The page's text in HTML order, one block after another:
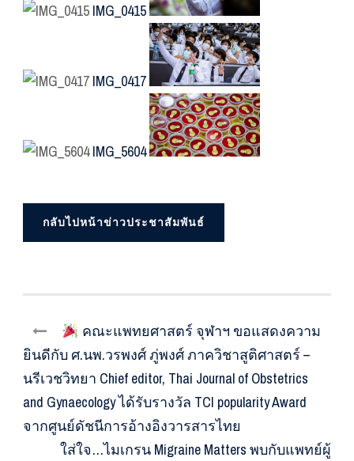
IMG_0415
IMG_0417
IMG_5604
กลับไปหน้าข่าวประชาสัมพันธ์
คณะแพทยศาสตร์ จุฬาฯ ขอแสดงความ
ยินดีกับ ศ.นพ.วรพงศ์ ภู่พงศ์ ภาควิชาสูติศาสตร์ –
นรีเวชวิทยา Chief editor, Thai Journal of Obstetrics
and Gynaecology ได้รับรางวัล TCI popularity Award
จากศูนย์ดัชนีการอ้างอิงวารสารไทย
ใส่ใจ…ไมเกรน Migraine Matters พบกับแพทย์ผู้